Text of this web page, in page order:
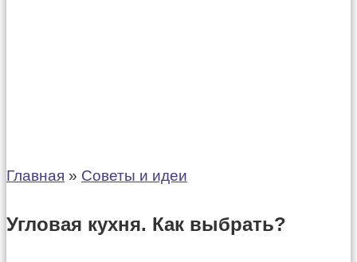
Главная » Советы и идеи
Угловая кухня. Как выбрать?